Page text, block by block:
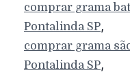
comprar grama
Pontalinda SP,
comprar grama
Pontalinda SP,